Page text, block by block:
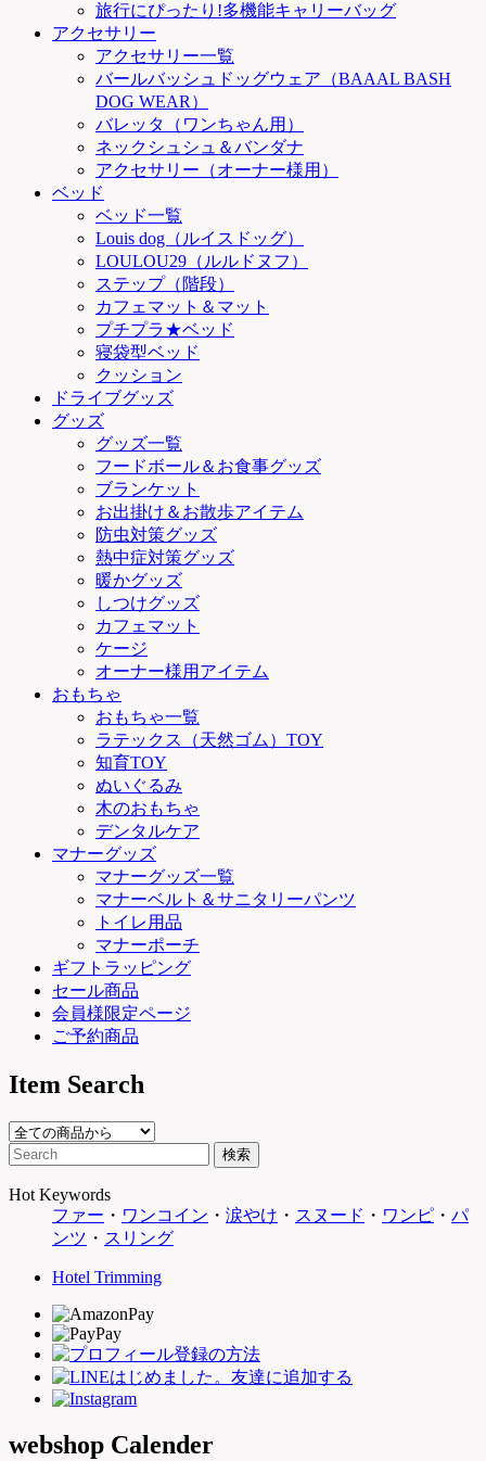
旅行にぴったり!多機能キャリーバッグ
アクセサリー
アクセサリー一覧
バールバッシュドッグウェア（BAAAL BASH
DOG WEAR）
バレッタ（ワンちゃん用）
ネックシュシュ＆バンダナ
アクセサリー（オーナー様用）
ベッド
ベッド一覧
Louis dog（ルイスドッグ）
LOULOU29（ルルドヌフ）
ステップ（階段）
カフェマット＆マット
プチプラ★ベッド
寝袋型ベッド
クッション
ドライブグッズ
グッズ
グッズ一覧
フードボール＆お食事グッズ
ブランケット
お出掛け＆お散歩アイテム
防虫対策グッズ
熱中症対策グッズ
暖かグッズ
しつけグッズ
カフェマット
ケージ
オーナー様用アイテム
おもちゃ
おもちゃ一覧
ラテックス（天然ゴム）TOY
知育TOY
ぬいぐるみ
木のおもちゃ
デンタルケア
マナーグッズ
マナーグッズ一覧
マナーベルト＆サニタリーパンツ
トイレ用品
マナーポーチ
ギフトラッピング
セール商品
会員様限定ページ
ご予約商品
Item Search
Hot Keywords
ファー ・ ワンコイン ・ 涙やけ ・ スヌード ・ ワンピ ・ パ
ンツ ・ スリング
Hotel Trimming
webshop Calender